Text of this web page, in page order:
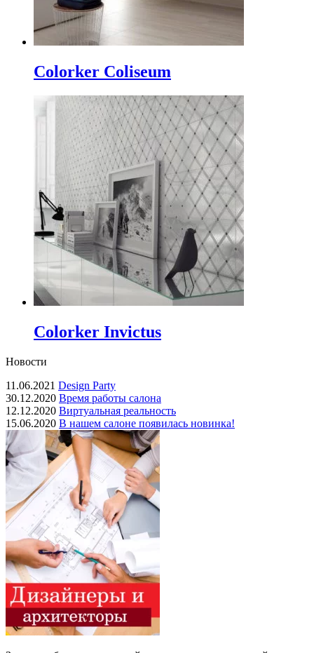
Colorker Coliseum
Colorker Invictus
Новости
11.06.2021 Design Party
30.12.2020 Время работы салона
12.12.2020 Виртуальная реальность
15.06.2020 В нашем салоне появилась новинка!